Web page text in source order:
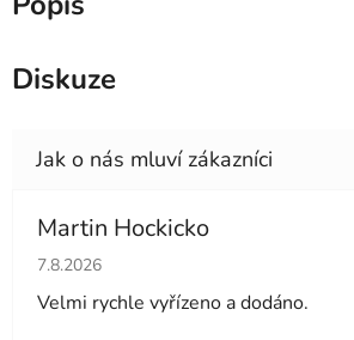
Diskuze
Martin Hockicko
Hodnocení obchodu je 5 z 5 hvězdiček.
7.8.2026
Velmi rychle vyřízeno a dodáno.